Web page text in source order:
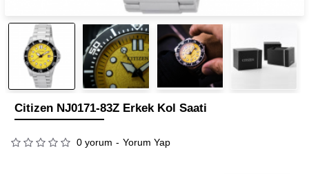
Citizen NJ0171-83Z Erkek Kol Saati
0 yorum - Yorum Yap